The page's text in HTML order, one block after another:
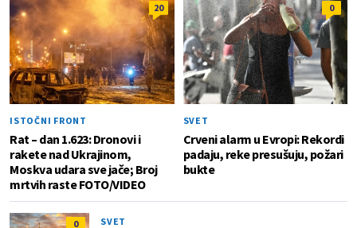
20
ISTOČNI FRONT
Rat – dan 1.623: Dronovi i
rakete nad Ukrajinom,
Moskva udara sve jače; Broj
mrtvih raste FOTO/VIDEO
0
SVET
Crveni alarm u Evropi: Rekordi
padaju, reke presušuju, požari
bukte
0 SVET